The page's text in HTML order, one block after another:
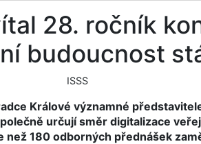
28. ročník
budoucnost
ISSS
Králové významné
určují směr digitalizace
než 180 odborných přednášek